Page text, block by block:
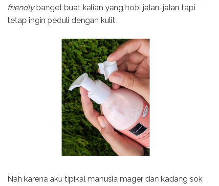
friendlybanget buat kalian yang hobi jalan-jalan tapi
tetap ingin peduli dengan kulit.
Nah karena aku tipikal manusia mager dan kadang sok